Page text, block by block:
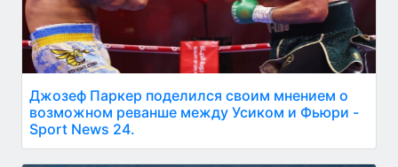
Джозеф Паркер поделился своим мнением о
возможном реванше между Усиком и Фьюри -
Sport News 24.